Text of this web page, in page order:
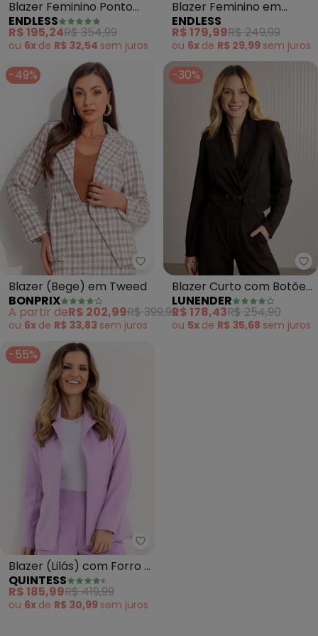
Blazer Feminino Ponto
Roma (Vermelho)
ENDLESS
R$ 195,24R$ 354,99
ou 6x de R$ 32,54 sem juros
Blazer Feminino em
Alfaiataria Forrado (Azul)
ENDLESS
R$ 179,99R$ 249,99
ou 6x de R$ 29,99 sem juros
-49%
bonprix - Blazer (Bege) em
Blazer (Bege) em Tweed
BONPRIX
A partir deR$ 202,99R$ 399,99
ou 6x de R$ 33,83 sem juros
-30%
Blazer Curto com Botões
em Moletom Denim
(Marrom)
LUNENDER
R$ 178,43R$ 254,90
ou 5x de R$ 35,68 sem juros
-55%
Quintess - Blazer (Lilás) com
Blazer (Lilás) com Forro e
Bolsos
QUINTESS
R$ 185,99R$ 419,99
ou 6x de R$ 30,99 sem juros